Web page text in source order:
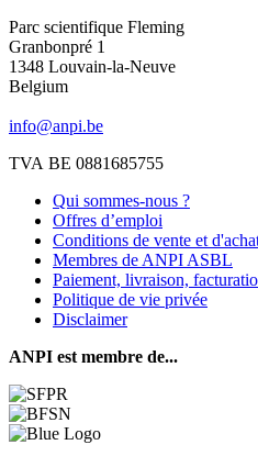
Parc scientifique Fleming
Granbonpré 1
1348 Louvain-la-Neuve
Belgium
info@anpi.be
TVA BE 0881685755
Qui sommes-nous ?
Offres d’emploi
Conditions de vente et
Membres de ANPI ASBL
Paiement, livraison,
Politique de vie privée
Disclaimer
ANPI est membre de...